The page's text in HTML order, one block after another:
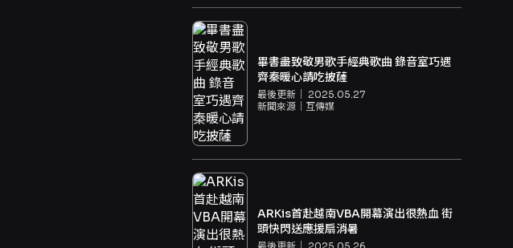
畢書盡致敬男歌手經典歌曲 錄音室巧遇
齊秦暖心請吃披薩
最後更新｜ 2025.05.27
新聞來源｜ 互傳媒
ARKis首赴越南VBA開幕演出很熱血 街
頭快閃送應援扇消暑